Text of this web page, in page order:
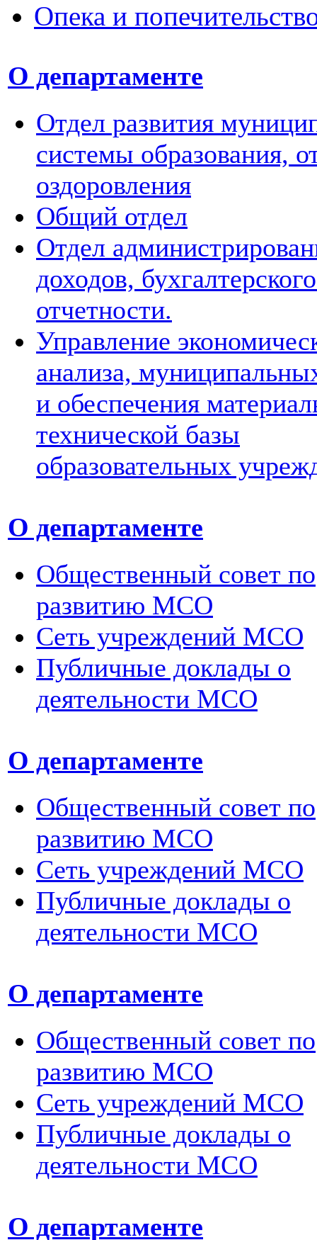
Опека и
О департаменте
Отдел развития
системы образования,
оздоровления
Общий отдел
Отдел
доходов,
отчетности.
Управление
анализа,
и обеспечения
технической базы
образовательных
О департаменте
Общественный совет по
развитию МСО
Сеть учреждений МСО
Публичные доклады о
деятельности МСО
О департаменте
Общественный совет по
развитию МСО
Сеть учреждений МСО
Публичные доклады о
деятельности МСО
О департаменте
Общественный совет по
развитию МСО
Сеть учреждений МСО
Публичные доклады о
деятельности МСО
О департаменте